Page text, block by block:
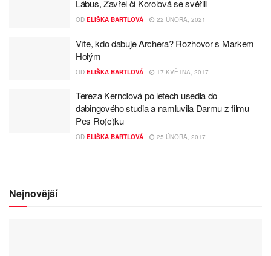
Lábus, Zavřel či Korolová se svěřili
OD ELIŠKA BARTLOVÁ 22 ÚNORA, 2021
Víte, kdo dabuje Archera? Rozhovor s Markem
Holým
OD ELIŠKA BARTLOVÁ 17 KVĚTNA, 2017
Tereza Kerndlová po letech usedla do
dabingového studia a namluvila Darmu z filmu
Pes Ro(c)ku
OD ELIŠKA BARTLOVÁ 25 ÚNORA, 2017
Nejnovější